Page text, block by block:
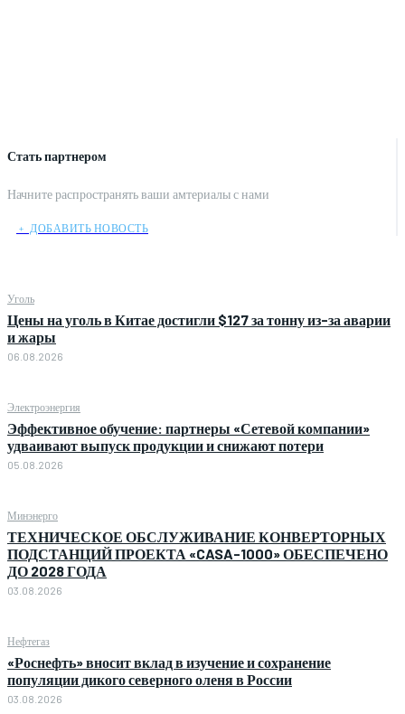
Стать партнером
Начните распространять ваши амтериалы с нами
﹢ ДОБАВИТЬ НОВОСТЬ
Уголь
Цены на уголь в Китае достигли $127 за тонну из-за аварии
и жары
06.08.2026
Электроэнергия
Эффективное обучение: партнеры «Сетевой компании»
удваивают выпуск продукции и снижают потери
05.08.2026
Минэнерго
ТЕХНИЧЕСКОЕ ОБСЛУЖИВАНИЕ КОНВЕРТОРНЫХ
ПОДСТАНЦИЙ ПРОЕКТА «CASA-1000» ОБЕСПЕЧЕНО
ДО 2028 ГОДА
03.08.2026
Нефтегаз
«Роснефть» вносит вклад в изучение и сохранение
популяции дикого северного оленя в России
03.08.2026